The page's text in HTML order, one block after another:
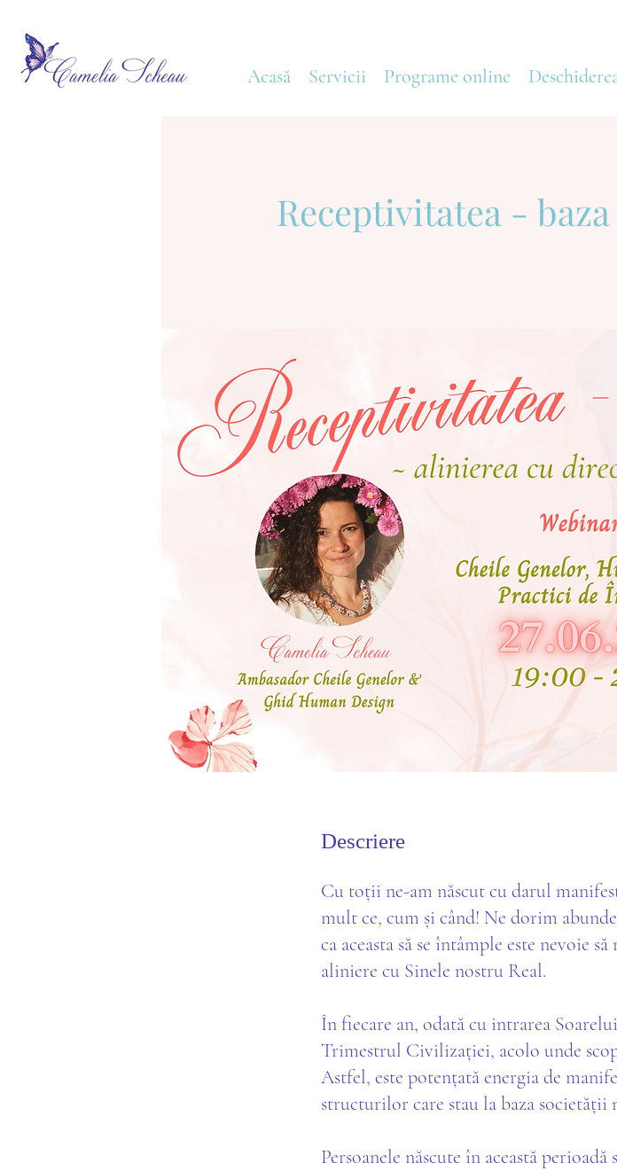
Acasă Servicii Programe online
Receptivitatea -
Descriere
Cu toții ne-am născut cu darul
mult ce, cum și când! Ne dorim
ca aceasta să se întâmple este nevoie
aliniere cu Sinele nostru Real.
În fiecare an, odată cu intrarea
Trimestrul Civilizației, acolo unde
Astfel, este potențată energia de
structurilor care stau la baza societății
Persoanele născute în această